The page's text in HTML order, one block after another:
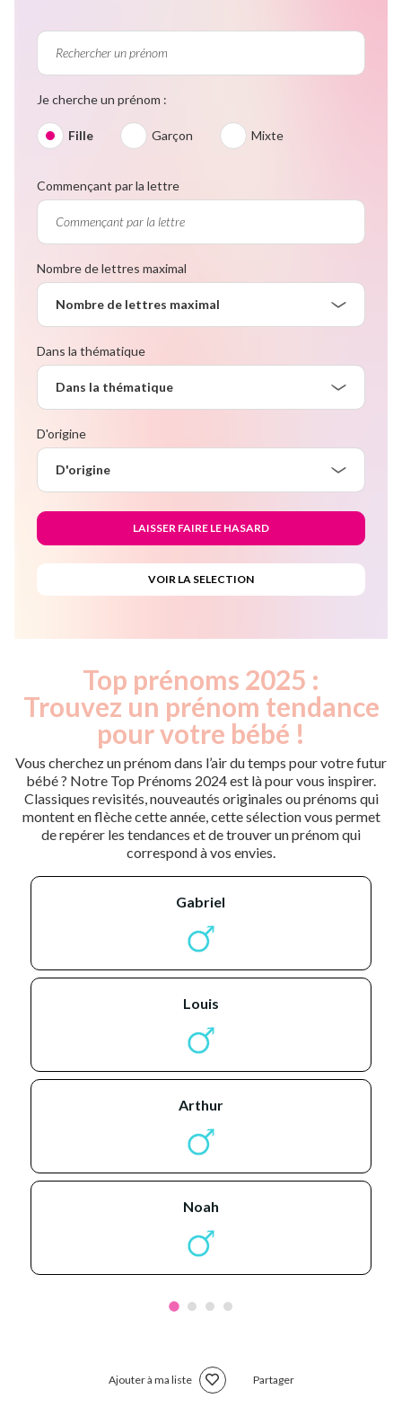
Je cherche un prénom :
Fille Garçon Mixte
Commençant par la lettre
Nombre de lettres maximal
Nombre de lettres maximal
Dans la thématique
Dans la thématique
D'origine
D'origine
Top prénoms 2025 :
Trouvez un prénom tendance
pour votre bébé !
Vous cherchez un prénom dans l’air du temps pour votre futur
bébé ? Notre Top Prénoms 2024 est là pour vous inspirer.
Classiques revisités, nouveautés originales ou prénoms qui
montent en flèche cette année, cette sélection vous permet
de repérer les tendances et de trouver un prénom qui
correspond à vos envies.
gabriel
louis
arthur
noah
Ajouter à ma liste Partager